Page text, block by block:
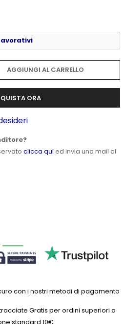
AGGIUNGI AL CARRELLO
ORA
clicca qui ed invia una mail al
con i nostri metodi di pagamento
Gratis per ordini superiori a
standard 10€